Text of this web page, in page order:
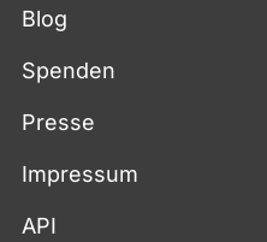
Fußzeile
Blog
Spenden
Presse
Impressum
API